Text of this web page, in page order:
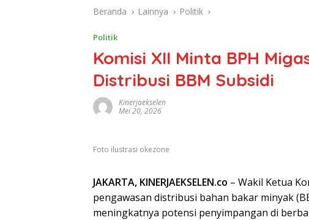
Beranda Lainnya Politik
Politik
Komisi XII Minta BPH
Distribusi BBM Subsidi
Kinerjaekselen
Mei 20, 2026
Foto ilustrasi okezone
JAKARTA, KINERJAEKSELEN.co – Wakil Ketua
pengawasan distribusi bahan bakar minyak
meningkatnya potensi penyimpangan di